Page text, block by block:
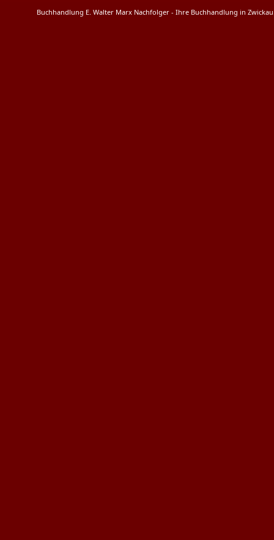
Buchhandlung E. Walter Marx Nachfolger - Ihre Buchhandlung in